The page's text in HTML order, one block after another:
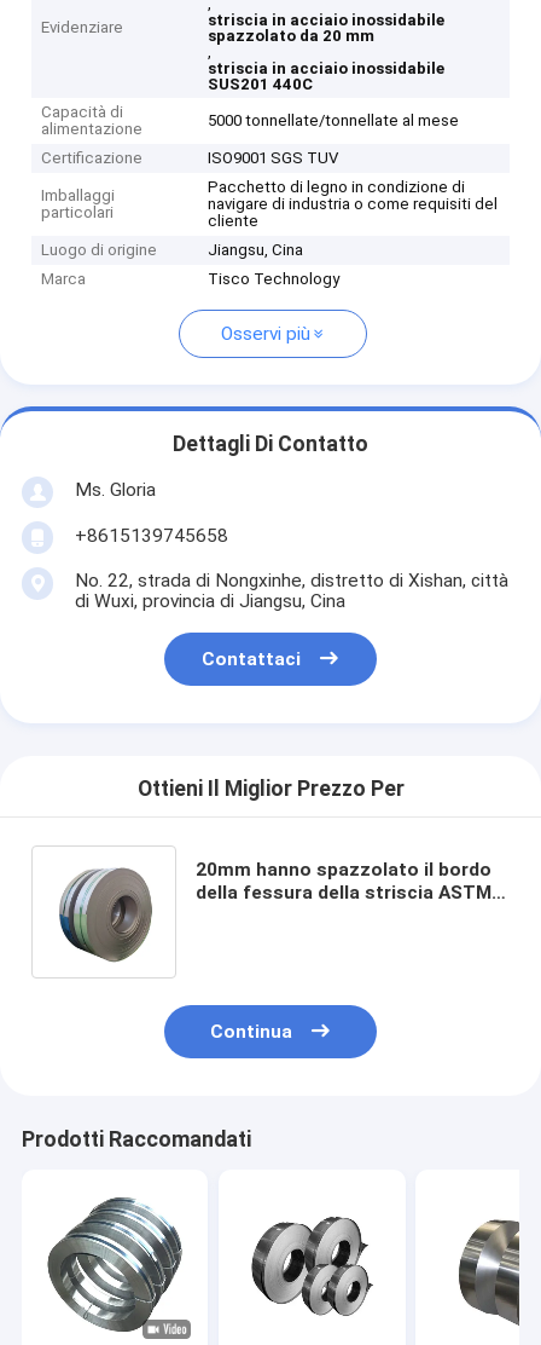
Evidenziare
striscia in acciaio inossidabile
spazzolato da 20 mm
,
striscia in acciaio inossidabile
SUS201 440C
Capacità di
alimentazione
5000 tonnellate/tonnellate al mese
Certificazione ISO9001 SGS TUV
Imballaggi
particolari
Pacchetto di legno in condizione di
navigare di industria o come requisiti del
cliente
Luogo di origine
Jiangsu, Cina
Marca
Tisco Technology
Osservi più
Dettagli Di Contatto
Ms. Gloria
+8615139745658
No. 22, strada di Nongxinhe, distretto di Xishan, città
di Wuxi, provincia di Jiangsu, Cina
Contattaci
Ottieni Il Miglior Prezzo Per
20mm hanno spazzolato il bordo
della fessura della striscia ASTM
Continua
Prodotti Raccomandati